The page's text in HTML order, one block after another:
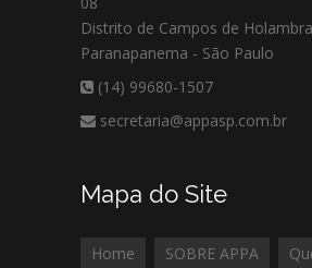
Distrito de Campos de Holambra
Paranapanema - São Paulo
(14) 99680-1507
secretaria@appasp.com.br
Mapa do Site
Home SOBRE APPA